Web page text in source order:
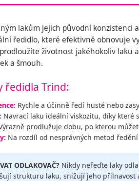
lakům jejich původní konzistenci
ředidlo, které efektivně obnovuje
životnost jakéhokoliv laku
a šmouh.
ředidla Trind:
Rychle a účinně ředí husté nebo
Navrací laku ideální viskozitu, díky které
prodlužuje dobu, po kterou
Na rozdíl od nesprávných metod
ODLAKOVAČ? Nikdy neřeďte laky
strukturu laku, snižují jeho přilnavost